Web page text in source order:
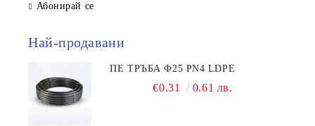
Абонирай се
Най-продавани
ПЕ ТРЪБА Ф25 PN4 LDPE
€0.31 0.61 лв.